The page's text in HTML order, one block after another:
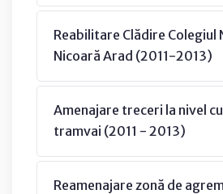
Reabilitare Clădire Colegiul
Nicoară Arad (2011-2013)
Amenajare treceri la nivel
tramvai (2011 - 2013)
Reamenajare zonă de